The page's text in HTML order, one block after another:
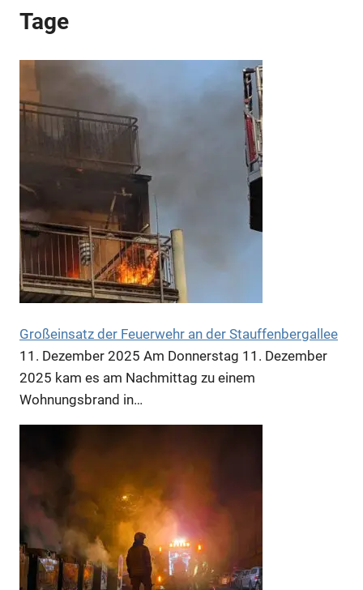
Anzeige
Anzeige
Tage
Großeinsatz der Feuerwehr an der Stauffenbergallee
11. Dezember 2025 Am Donnerstag 11. Dezember
2025 kam es am Nachmittag zu einem
Wohnungsbrand in…